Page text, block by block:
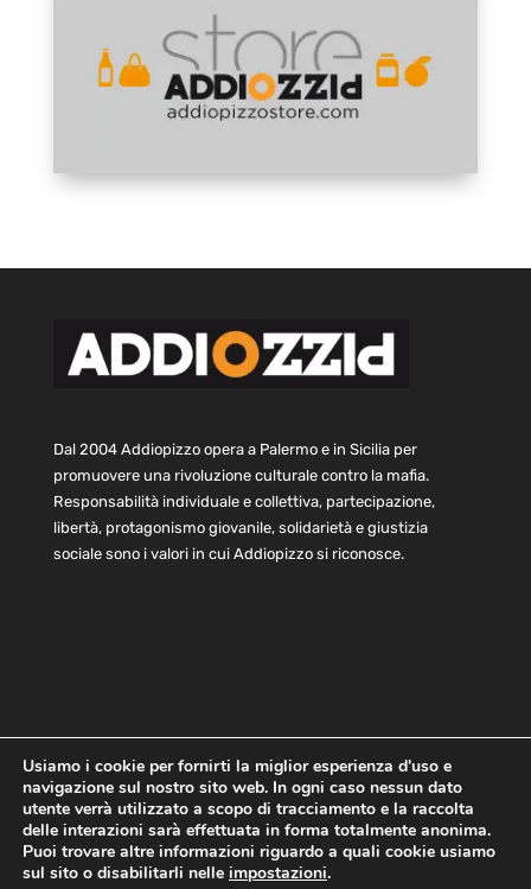
Dal 2004 Addiopizzo opera a Palermo e in Sicilia per
promuovere una rivoluzione culturale contro la mafia.
Responsabilità individuale e collettiva, partecipazione,
libertà, protagonismo giovanile, solidarietà e giustizia
sociale sono i valori in cui Addiopizzo si riconosce.
Home Statuto e bilancio
Contatti
Privacy
Cookie Child Protection Policy
Usiamo i cookie per fornirti la miglior esperienza d'uso e
navigazione sul nostro sito web. In ogni caso nessun dato
utente verrà utilizzato a scopo di tracciamento e la raccolta
delle interazioni sarà effettuata in forma totalmente anonima.
Puoi trovare altre informazioni riguardo a quali cookie usiamo
sul sito o disabilitarli nelle impostazioni.